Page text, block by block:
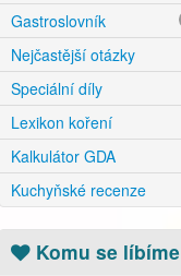
Gastroslovník
Nejčastější otázky
Speciální díly
Lexikon koření
Kalkulátor GDA
Kuchyňské recenze
Komu se líbíme